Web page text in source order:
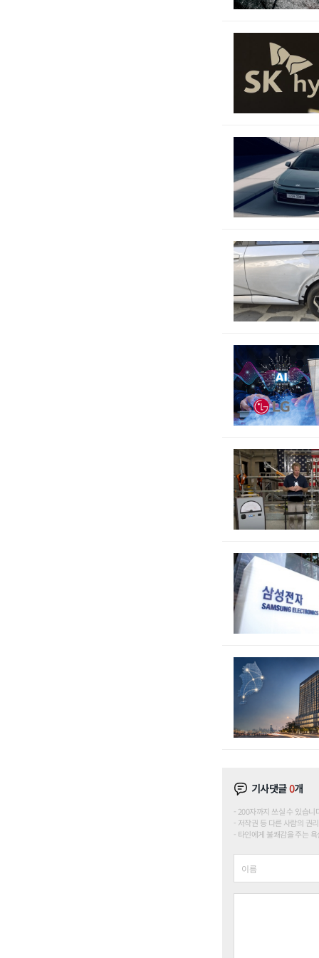
기사댓글0개
200자까지 쓰실 수 있습
저작권 등 다른 사람의 권
타인에게 불쾌감을 주는